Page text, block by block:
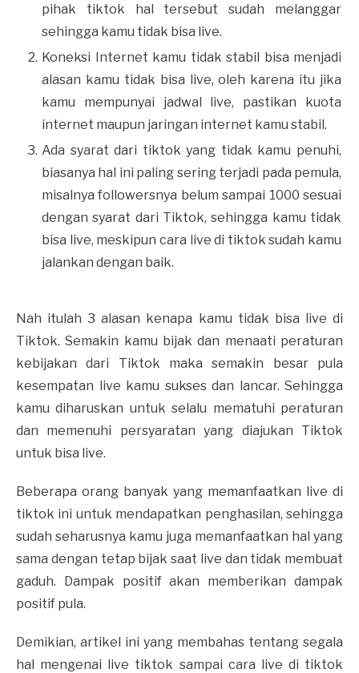
pihak tiktok hal tersebut sudah melanggar
sehingga kamu tidak bisa live.
Koneksi Internet kamu tidak stabil bisa menjadi
alasan kamu tidak bisa live, oleh karena itu jika
kamu mempunyai jadwal live, pastikan kuota
internet maupun jaringan internet kamu stabil.
Ada syarat dari tiktok yang tidak kamu penuhi,
biasanya hal ini paling sering terjadi pada pemula,
misalnya followersnya belum sampai 1000 sesuai
dengan syarat dari Tiktok, sehingga kamu tidak
bisa live, meskipun cara live di tiktok sudah kamu
jalankan dengan baik.
Nah itulah 3 alasan kenapa kamu tidak bisa live di
Tiktok. Semakin kamu bijak dan menaati peraturan
kebijakan dari Tiktok maka semakin besar pula
kesempatan live kamu sukses dan lancar. Sehingga
kamu diharuskan untuk selalu mematuhi peraturan
dan memenuhi persyaratan yang diajukan Tiktok
untuk bisa live.
Beberapa orang banyak yang memanfaatkan live di
tiktok ini untuk mendapatkan penghasilan, sehingga
sudah seharusnya kamu juga memanfaatkan hal yang
sama dengan tetap bijak saat live dan tidak membuat
gaduh. Dampak positif akan memberikan dampak
positif pula.
Demikian, artikel ini yang membahas tentang segala
hal mengenai live tiktok sampai cara live di tiktok